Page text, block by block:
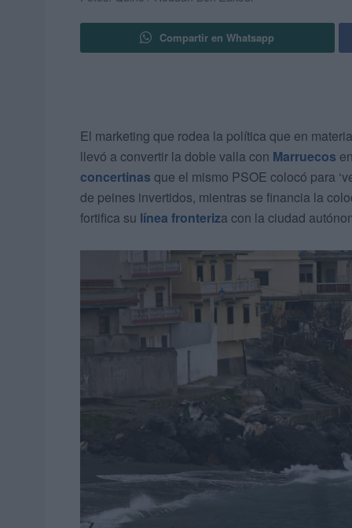
Compartir en Whatsapp
El marketing que rodea la política que en
llevó a convertir la doble valla con Marruecos
concertinas que el mismo PSOE colocó para
de peines invertidos, mientras se financia la
fortifica su línea fronteriza con la ciudad